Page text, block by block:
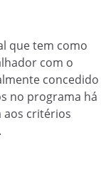
que tem como
com o
concedido
no programa há
aos critérios